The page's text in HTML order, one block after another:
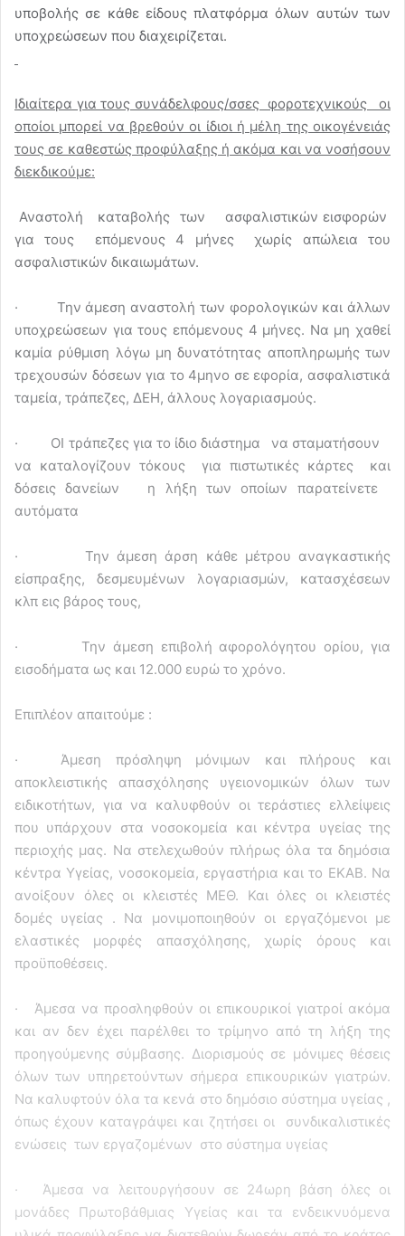
υποβολής σε κάθε είδους πλατφόρμα όλων αυτών των
υποχρεώσεων που διαχειρίζεται.
Ιδιαίτερα για τους συνάδελφους/σσες φοροτεχνικούς οι
οποίοι μπορεί να βρεθούν οι ίδιοι ή μέλη της οικογένειάς
τους σε καθεστώς προφύλαξης ή ακόμα και να νοσήσουν
διεκδικούμε:
Αναστολή καταβολής των ασφαλιστικών εισφορών
για τους επόμενους 4 μήνες χωρίς απώλεια του
ασφαλιστικών δικαιωμάτων.
· Την άμεση αναστολή των φορολογικών και άλλων
υποχρεώσεων για τους επόμενους 4 μήνες. Να μη χαθεί
καμία ρύθμιση λόγω μη δυνατότητας αποπληρωμής των
τρεχουσών δόσεων για το 4μηνο σε εφορία, ασφαλιστικά
ταμεία, τράπεζες, ΔΕΗ, άλλους λογαριασμούς.
· ΟΙ τράπεζες για το ίδιο διάστημα να σταματήσουν
να καταλογίζουν τόκους για πιστωτικές κάρτες και
δόσεις δανείων η λήξη των οποίων παρατείνετε
αυτόματα
· Την άμεση άρση κάθε μέτρου αναγκαστικής
είσπραξης, δεσμευμένων λογαριασμών, κατασχέσεων
κλπ εις βάρος τους,
· Την άμεση επιβολή αφορολόγητου ορίου, για
εισοδήματα ως και 12.000 ευρώ το χρόνο.
Επιπλέον απαιτούμε :
· Άμεση πρόσληψη μόνιμων και πλήρους και
αποκλειστικής απασχόλησης υγειονομικών όλων των
ειδικοτήτων, για να καλυφθούν οι τεράστιες ελλείψεις
που υπάρχουν στα νοσοκομεία και κέντρα υγείας της
περιοχής μας. Να στελεχωθούν πλήρως όλα τα δημόσια
κέντρα Υγείας, νοσοκομεία, εργαστήρια και το ΕΚΑΒ. Να
ανοίξουν όλες οι κλειστές ΜΕΘ. Και όλες οι κλειστές
δομές υγείας . Να μονιμοποιηθούν οι εργαζόμενοι με
ελαστικές μορφές απασχόλησης, χωρίς όρους και
προϋποθέσεις.
· Άμεσα να προσληφθούν οι επικουρικοί γιατροί ακόμα
και αν δεν έχει παρέλθει το τρίμηνο από τη λήξη της
προηγούμενης σύμβασης. Διορισμούς σε μόνιμες θέσεις
όλων των υπηρετούντων σήμερα επικουρικών γιατρών.
Να καλυφτούν όλα τα κενά στο δημόσιο σύστημα υγείας ,
όπως έχουν καταγράψει και ζητήσει οι συνδικαλιστικές
ενώσεις των εργαζομένων στο σύστημα υγείας
· Άμεσα να λειτουργήσουν σε 24ωρη βάση όλες οι
μονάδες Πρωτοβάθμιας Υγείας και τα ενδεικνυόμενα